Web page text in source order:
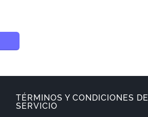
TÉRMINOS Y CONDICIONES DE
SERVICIO